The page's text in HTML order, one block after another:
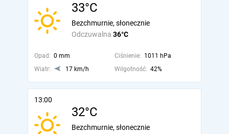
33°C
Odczuwalna 36°C
Bezchmurnie, słonecznie
Opad: 0 mm Ciśnienie: 1011 hPa
Wiatr:
17 km/h Wilgotność: 42%
13:00
32°C
Bezchmurnie, słonecznie